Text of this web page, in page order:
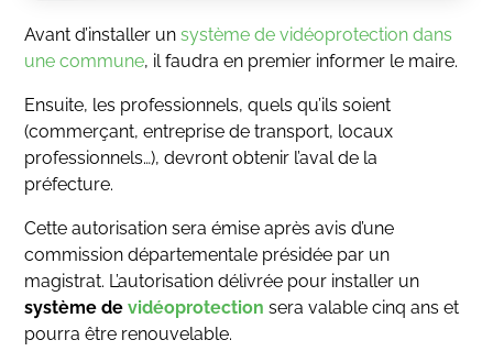
Avant d’installer unsystème de vidéoprotection dans
une commune, il faudra en premier informer le maire.
Ensuite, les professionnels, quels qu’ils soient
(commerçant, entreprise de transport, locaux
professionnels…), devront obtenir l’aval de la
préfecture.
Cette autorisation sera émise après avis d’une
commission départementale présidée par un
magistrat. L’autorisation délivrée pour installer un
système devidéoprotection sera valable cinq ans et
pourra être renouvelable.